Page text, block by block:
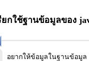
ยกใช้ฐานข้อมูลของ
อยากให้ข้อมูลในฐานข้อมูล